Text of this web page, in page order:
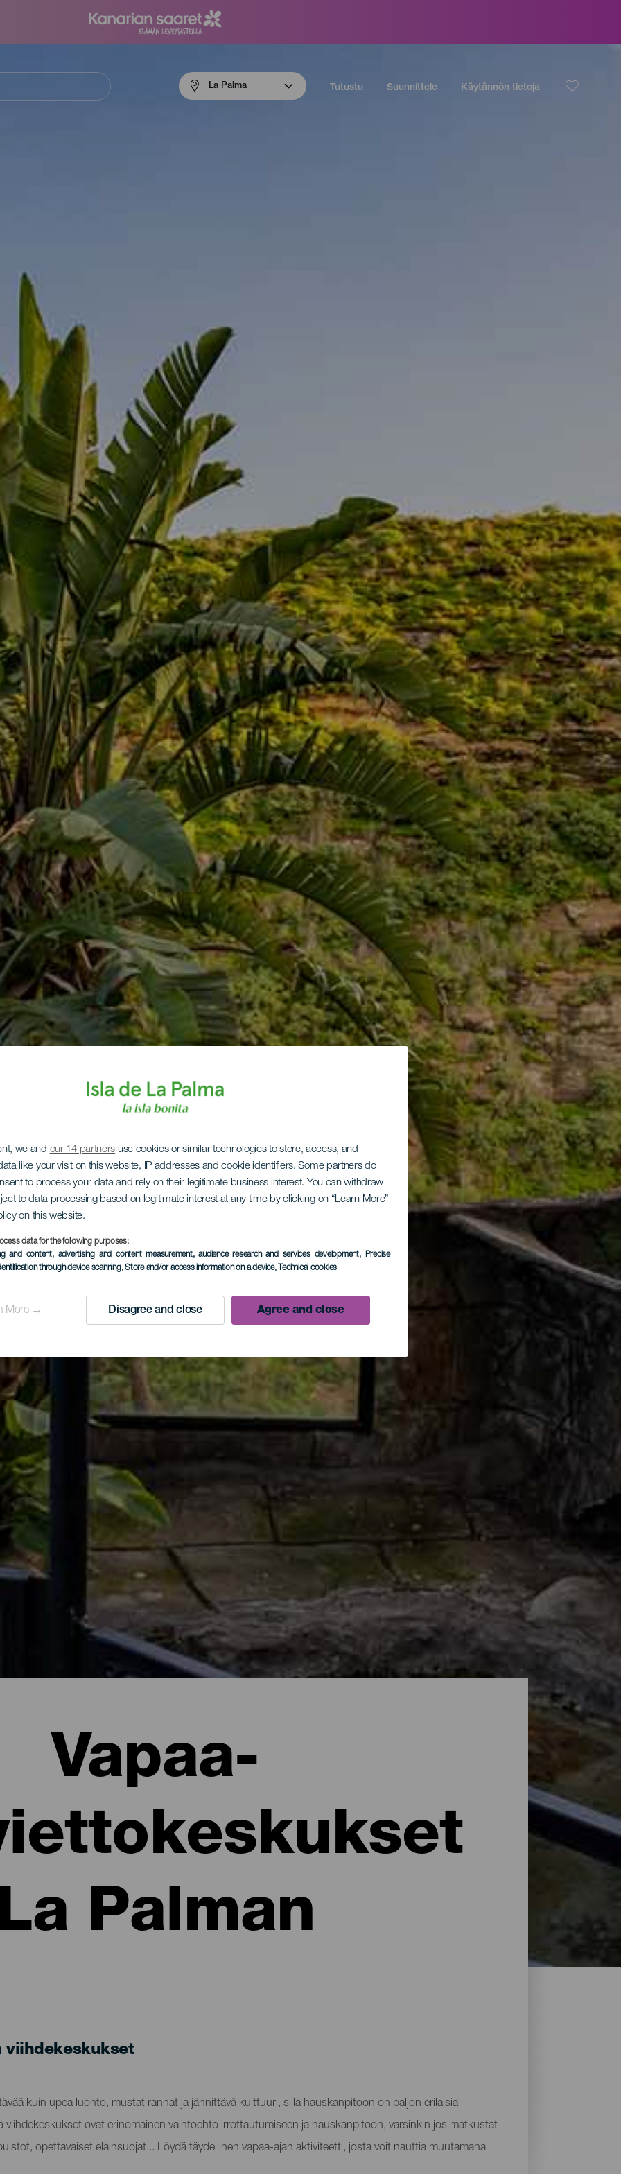
we and our 14 partners use cookies or similar technologies to store, access, and
like your visit on this website, IP addresses and cookie identifiers. Some partners do
to process your data and rely on their legitimate business interest. You can withdraw
to data processing based on legitimate interest at any time by clicking on “Learn More”
on this website.
data for the following purposes:
and content, advertising and content measurement, audience research and services development, Precise
through device scanning, Store and/or access information on a device, Technical cookies
More → Disagree and close Agree and close
La Palma Tutustu Suunnittele Käytännön tietoja
Vapaa-
Palman
viihdekeskukset
kuin upea luonto, mustat rannat ja jännittävä kulttuuri, sillä hauskanpitoon on paljon erilaisia
viihdekeskukset ovat erinomainen vaihtoehto irrottautumiseen ja hauskanpitoon, varsinkin jos matkustat
opettavaiset eläinsuojat... Löydä täydellinen vapaa-ajan aktiviteetti, josta voit nauttia muutamana